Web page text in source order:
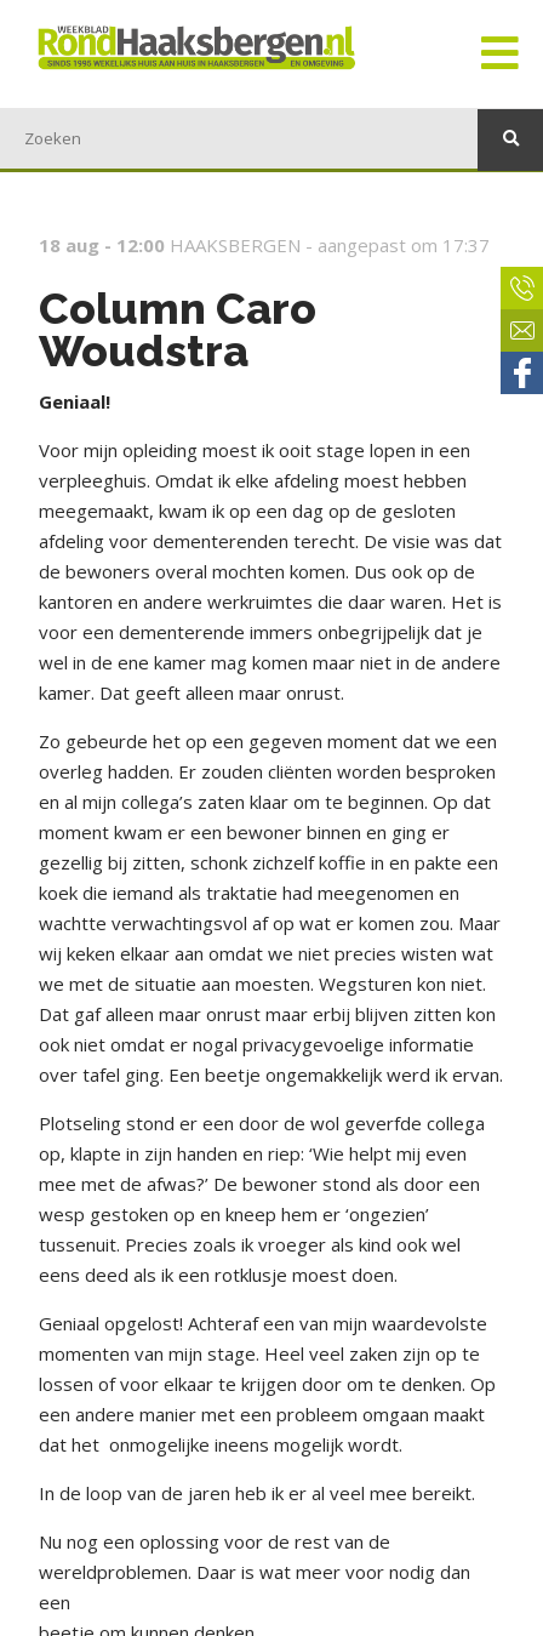
18 aug - 12:00 HAAKSBERGEN - aangepast om 17:37
Column Caro
Woudstra
Geniaal!
Voor mijn opleiding moest ik ooit stage lopen in een
verpleeghuis. Omdat ik elke afdeling moest hebben
meegemaakt, kwam ik op een dag op de gesloten
afdeling voor dementerenden terecht. De visie was dat
de bewoners overal mochten komen. Dus ook op de
kantoren en andere werkruimtes die daar waren. Het is
voor een dementerende immers onbegrijpelijk dat je
wel in de ene kamer mag komen maar niet in de andere
kamer. Dat geeft alleen maar onrust.
Zo gebeurde het op een gegeven moment dat we een
overleg hadden. Er zouden cliënten worden besproken
en al mijn collega’s zaten klaar om te beginnen. Op dat
moment kwam er een bewoner binnen en ging er
gezellig bij zitten, schonk zichzelf koffie in en pakte een
koek die iemand als traktatie had meegenomen en
wachtte verwachtingsvol af op wat er komen zou. Maar
wij keken elkaar aan omdat we niet precies wisten wat
we met de situatie aan moesten. Wegsturen kon niet.
Dat gaf alleen maar onrust maar erbij blijven zitten kon
ook niet omdat er nogal privacygevoelige informatie
over tafel ging. Een beetje ongemakkelijk werd ik ervan.
Plotseling stond er een door de wol geverfde collega
op, klapte in zijn handen en riep: ‘Wie helpt mij even
mee met de afwas?’ De bewoner stond als door een
wesp gestoken op en kneep hem er ‘ongezien’
tussenuit. Precies zoals ik vroeger als kind ook wel
eens deed als ik een rotklusje moest doen.
Geniaal opgelost! Achteraf een van mijn waardevolste
momenten van mijn stage. Heel veel zaken zijn op te
lossen of voor elkaar te krijgen door om te denken. Op
een andere manier met een probleem omgaan maakt
dat het onmogelijke ineens mogelijk wordt.
In de loop van de jaren heb ik er al veel mee bereikt.
Nu nog een oplossing voor de rest van de
wereldproblemen. Daar is wat meer voor nodig dan
een